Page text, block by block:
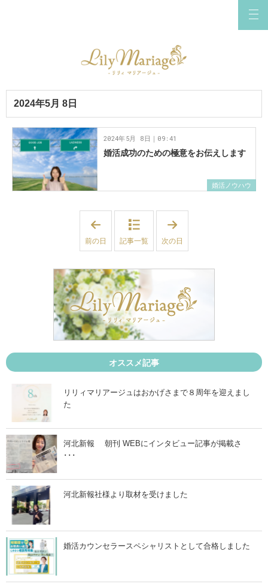
2024年5月 8日
婚活ノウハウ
婚活成功のための極意をお伝えします
2024年5月 8日｜09:41
4
5
月
7
日
」
前の日 記事一覧
4
5
1
4
日
次の日
オススメ記事
リリィマリアージュはおかげさまで８周年を迎えまし
た
河北新報 朝刊 WEBにインタビュー記事が掲載さ
･･･
河北新報社様より取材を受けました
婚活カウンセラースペシャリストとして合格しました